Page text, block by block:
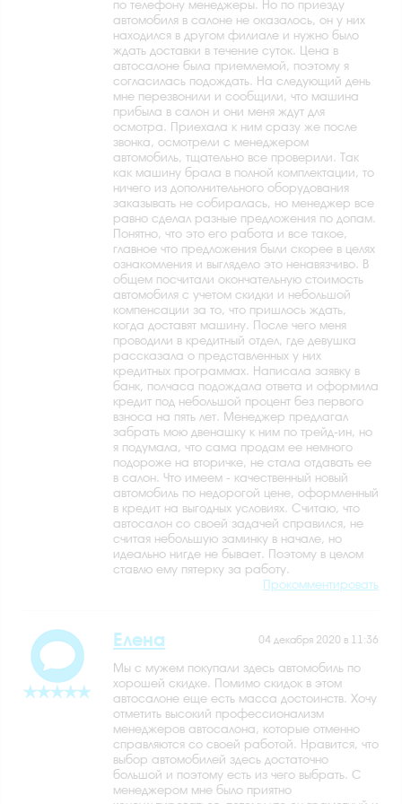
по телефону менеджеры. Но по приезду
автомобиля в салоне не оказалось, он у них
находился в другом филиале и нужно было
ждать доставки в течение суток. Цена в
автосалоне была приемлемой, поэтому я
согласилась подождать. На следующий день
мне перезвонили и сообщили, что машина
прибыла в салон и они меня ждут для
осмотра. Приехала к ним сразу же после
звонка, осмотрели с менеджером
автомобиль, тщательно все проверили. Так
как машину брала в полной комплектации, то
ничего из дополнительного оборудования
заказывать не собиралась, но менеджер все
равно сделал разные предложения по допам.
Понятно, что это его работа и все такое,
главное что предложения были скорее в целях
ознакомления и выглядело это ненавязчиво. В
общем посчитали окончательную стоимость
автомобиля с учетом скидки и небольшой
компенсации за то, что пришлось ждать,
когда доставят машину. После чего меня
проводили в кредитный отдел, где девушка
рассказала о представленных у них
кредитных программах. Написала заявку в
банк, полчаса подождала ответа и оформила
кредит под небольшой процент без первого
взноса на пять лет. Менеджер предлагал
забрать мою двенашку к ним по трейд-ин, но
я подумала, что сама продам ее немного
подороже на вторичке, не стала отдавать ее
в салон. Что имеем - качественный новый
автомобиль по недорогой цене, оформленный
в кредит на выгодных условиях. Считаю, что
автосалон со своей задачей справился, не
считая небольшую заминку в начале, но
идеально нигде не бывает. Поэтому в целом
ставлю ему пятерку за работу.
Прокомментировать
04 декабря 2020 в 11:36
Елена
Мы с мужем покупали здесь автомобиль по
хорошей скидке. Помимо скидок в этом
автосалоне еще есть масса достоинств. Хочу
отметить высокий профессионализм
менеджеров автосалона, которые отменно
справляются со своей работой. Нравится, что
выбор автомобилей здесь достаточно
большой и поэтому есть из чего выбрать. С
менеджером мне было приятно